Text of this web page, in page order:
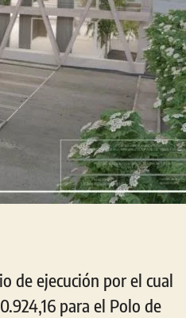
de ejecución por el cual
para el Polo de